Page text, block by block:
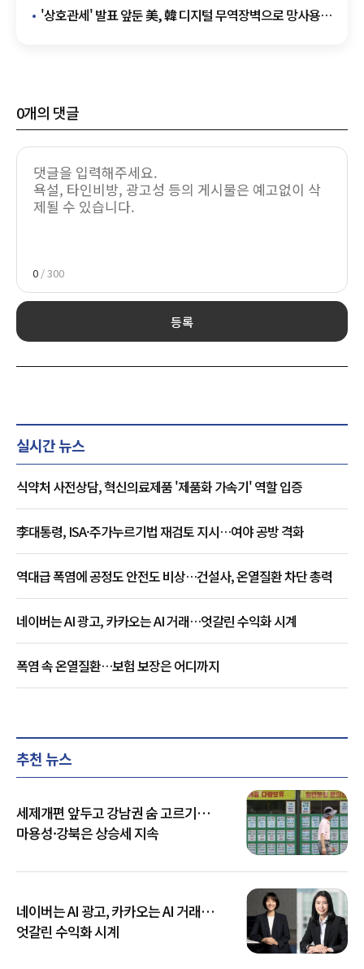
'상호관세' 발표 앞둔 美, 韓 디지털 무역장벽으로 망사용료
0개의 댓글
0 / 300
등록
실시간 뉴스
식약처 사전상담, 혁신의료제품 '제품화 가속기' 역할 입증
李대통령, ISA·주가누르기법 재검토 지시…여야 공방 격화
역대급 폭염에 공정도 안전도 비상…건설사, 온열질환 차단 총력
네이버는 AI 광고, 카카오는 AI 거래…엇갈린 수익화 시계
폭염 속 온열질환…보험 보장은 어디까지
추천 뉴스
세제개편 앞두고 강남권 숨 고르기…
마용성·강북은 상승세 지속
네이버는 AI 광고, 카카오는 AI 거래…
엇갈린 수익화 시계